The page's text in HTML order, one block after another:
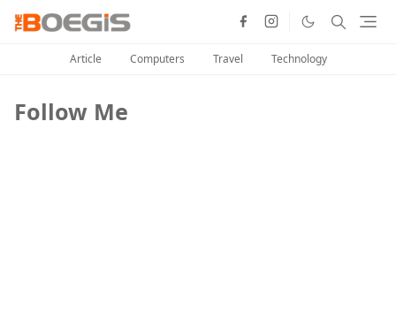
Article Computers Travel Technology
Follow Me